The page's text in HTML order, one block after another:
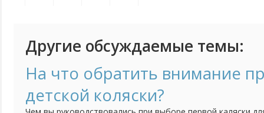
Другие обсуждаемые темы:
На что обратить внимание
детской коляски?